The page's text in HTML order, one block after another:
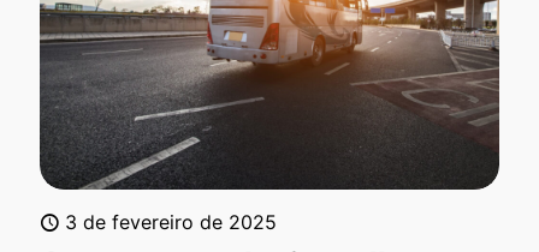
3 de fevereiro de 2025